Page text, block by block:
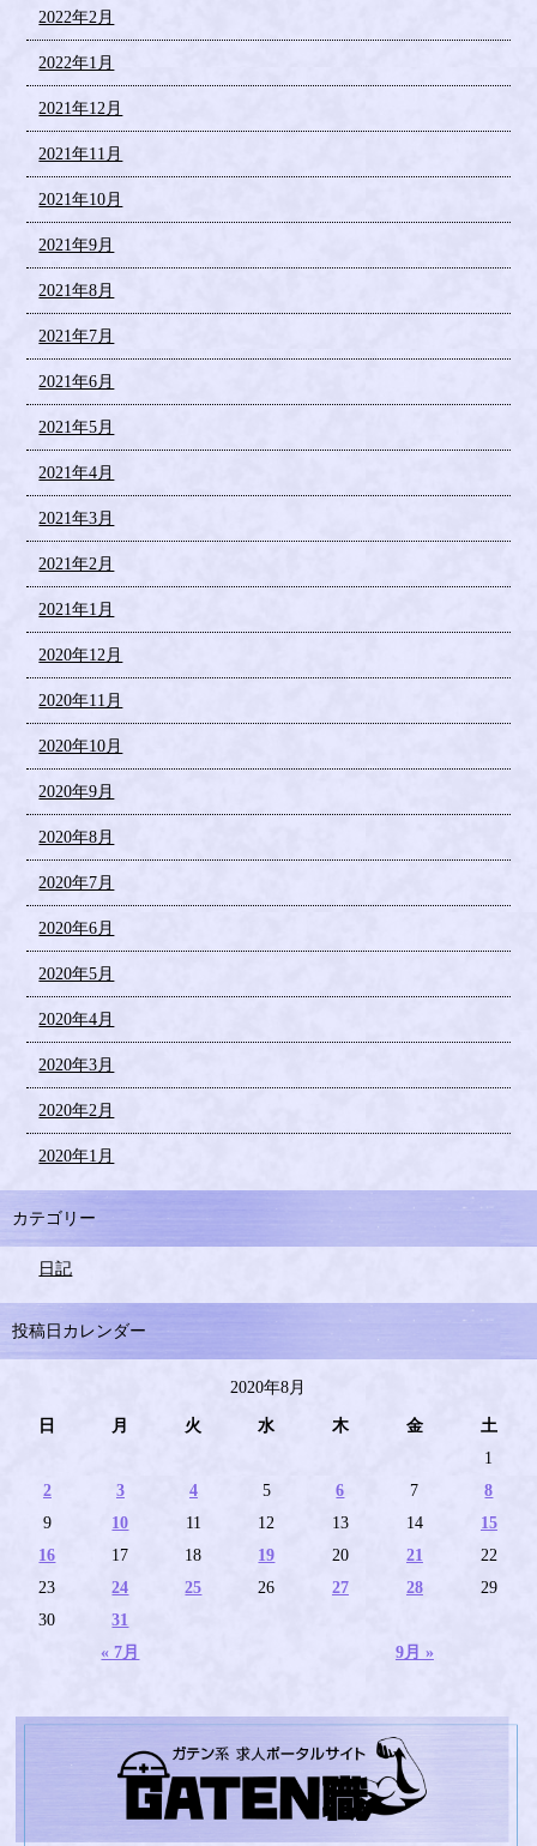
2022年2月
2022年1月
2021年12月
2021年11月
2021年10月
2021年9月
2021年8月
2021年7月
2021年6月
2021年5月
2021年4月
2021年3月
2021年2月
2021年1月
2020年12月
2020年11月
2020年10月
2020年9月
2020年8月
2020年7月
2020年6月
2020年5月
2020年4月
2020年3月
2020年2月
2020年1月
カテゴリー
日記
投稿日カレンダー
2020年8月
日 月 火 水 木 金 土
« 7月 9月 »
1
2
3 4 5 6 7
8
9
10 11 12 13 14
15
16
17 18 19 20 21
22
23
24 25 26 27 28
29
30
31